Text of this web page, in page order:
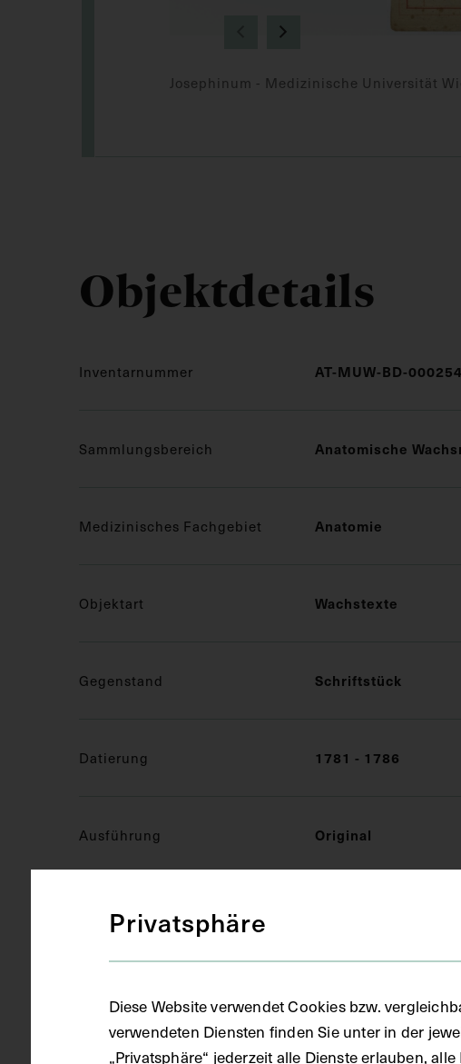
Josephinum - Medizinische Universität
Objektdetails
Inventarnummer AT-MUW-BD-
Sammlungsbereich Anatomische
Medizinisches Fachgebiet Anatomie
Objektart Wachstexte
Gegenstand Schriftstück
Datierung 1781 - 1786
Ausführung Original
SprachePrivatsphäre
Diese Website verwendet Cookies bzw.
verwendeten Diensten finden Sie unter in der
„Privatsphäre“ jederzeit alle Dienste erlauben,